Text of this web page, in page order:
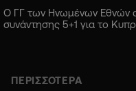
Ο ΓΓ των Ηνωμένων Εθνών
συνάντησης 5+1 για το
ΠΕΡΙΣΣΟΤΕΡΑ